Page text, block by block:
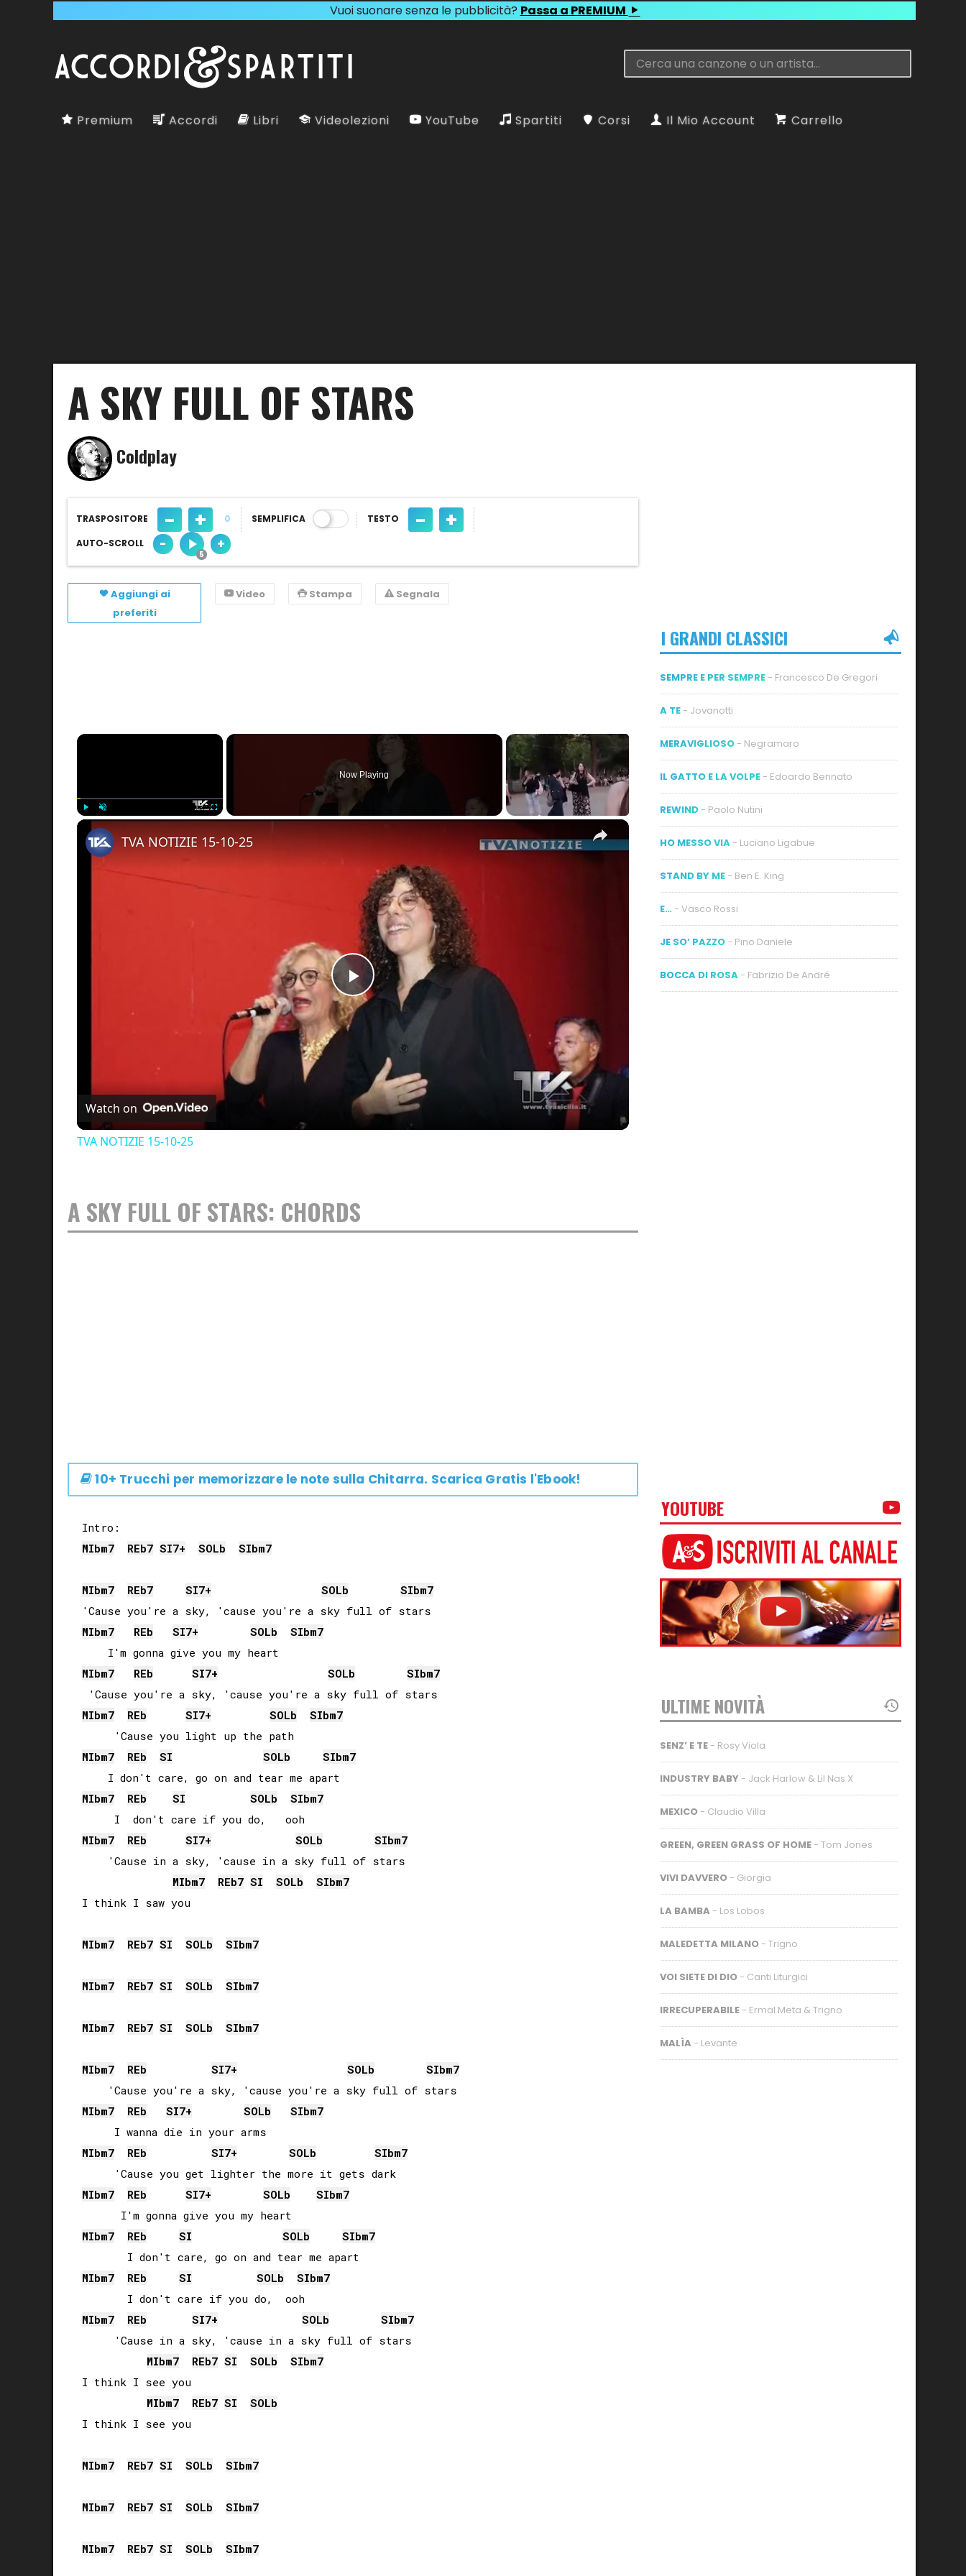
Vuoi suonare senza le pubblicità? Passa a PREMIUM
Premium Accordi Libri Videolezioni YouTube Spartiti Corsi Il Mio Account Carrello
A SKY FULL OF STARS
Coldplay
TRASPOSITORE - + 0 SEMPLIFICA TESTO - +
AUTO-SCROLL - +
Aggiungi ai
preferiti
Video Stampa Segnala
×
Play Unmute Fullscreen
Now Playing
×
Play
Video
TVA NOTIZIE 15-10-25
Watch on
TVA NOTIZIE 15-10-25
A SKY FULL OF STARS: CHORDS
10+ Trucchi per memorizzare le note sulla Chitarra. Scarica Gratis l'Ebook!
MIbm7 REb7 SI7+ SOLb SIbm7
MIbm7 REb7 SI7+ SOLb SIbm7
MIbm7 REb SI7+ SOLb SIbm7
MIbm7 REb SI7+ SOLb SIbm7
MIbm7 REb SI7+ SOLb SIbm7
MIbm7 REb SI SOLb SIbm7
MIbm7 REb SI SOLb SIbm7
MIbm7 REb SI7+ SOLb SIbm7
    'Cause in a sky, 'cause in a sky full of stars
MIbm7 REb7 SI SOLb SIbm7
I think I saw you
MIbm7 REb7 SI SOLb SIbm7
MIbm7 REb7 SI SOLb SIbm7
MIbm7 REb7 SI SOLb SIbm7
MIbm7 REb SI7+ SOLb SIbm7
MIbm7 REb SI7+ SOLb SIbm7
MIbm7 REb SI7+ SOLb SIbm7
MIbm7 REb SI7+ SOLb SIbm7
MIbm7 REb SI SOLb SIbm7
MIbm7 REb SI SOLb SIbm7
MIbm7 REb SI7+ SOLb SIbm7
     'Cause in a sky, 'cause in a sky full of stars
MIbm7 REb7 SI SOLb SIbm7
I think I see you
MIbm7 REb7 SI
SOLb
I think I see you
MIbm7 REb7 SI SOLb SIbm7
MIbm7 REb7 SI SOLb SIbm7
MIbm7 REb7 SI SOLb SIbm7
I GRANDI CLASSICI
SEMPRE E PER SEMPRE - Francesco De Gregori
A TE - Jovanotti
MERAVIGLIOSO - Negramaro
IL GATTO E LA VOLPE - Edoardo Bennato
REWIND - Paolo Nutini
HO MESSO VIA - Luciano Ligabue
STAND BY ME - Ben E. King
E… - Vasco Rossi
JE SO’ PAZZO - Pino Daniele
BOCCA DI ROSA - Fabrizio De André
YOUTUBE
ULTIME NOVITÀ
SENZ’ E TE - Rosy Viola
INDUSTRY BABY - Jack Harlow & Lil Nas X
MEXICO - Claudio Villa
GREEN, GREEN GRASS OF HOME - Tom Jones
VIVI DAVVERO - Giorgia
LA BAMBA - Los Lobos
MALEDETTA MILANO - Trigno
VOI SIETE DI DIO - Canti Liturgici
IRRECUPERABILE - Ermal Meta & Trigno
MALÌA - Levante